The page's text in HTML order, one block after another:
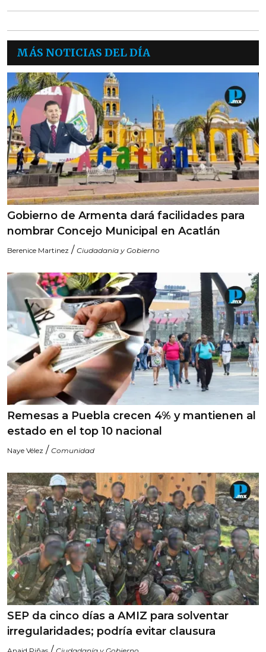
MÁS NOTICIAS DEL DÍA
Gobierno de Armenta dará facilidades para
nombrar Concejo Municipal en Acatlán
Berenice Martinez / Ciudadanía y Gobierno
Remesas a Puebla crecen 4% y mantienen al
estado en el top 10 nacional
Naye Vélez / Comunidad
SEP da cinco días a AMIZ para solventar
irregularidades; podría evitar clausura
/